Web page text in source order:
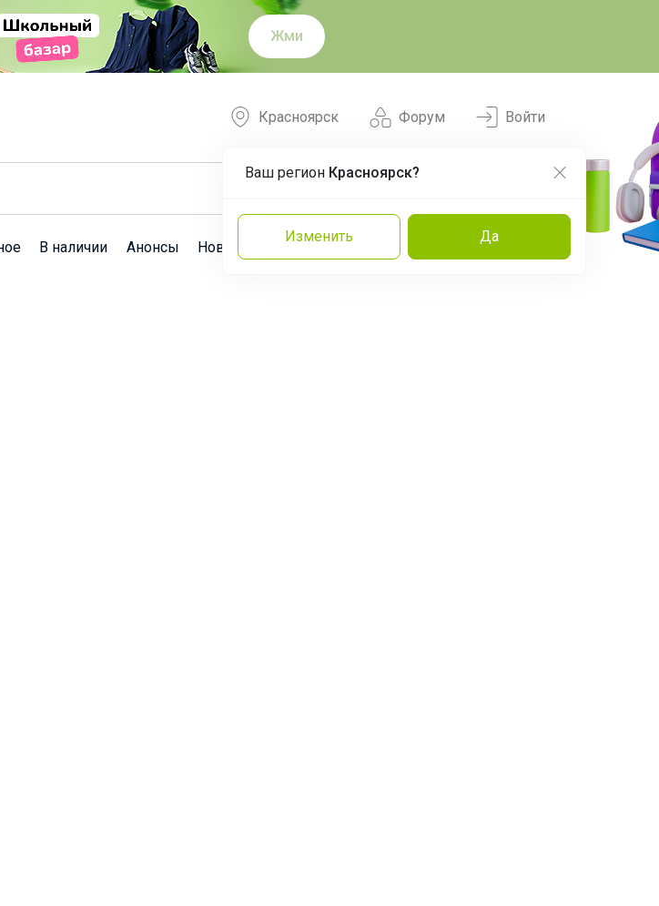
Жми
Форум
Красноярск
Ваш регион Красноярск?
Изменить Да
Войти
В наличии Анонсы Новости Команда Эксперты